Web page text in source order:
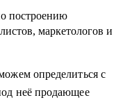
построению
маркетологов и
определиться с
неё продающее